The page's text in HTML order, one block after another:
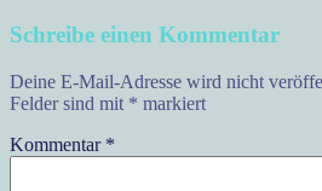
Schreibe einen Kommentar
Deine E-Mail-Adresse wird nicht
Felder sind mit * markiert
Kommentar *